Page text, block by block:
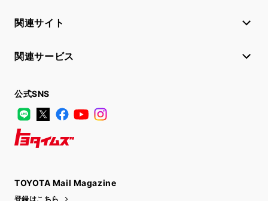
関連サイト
関連サービス
公式SNS
LINE
X FacebookYouTube
TOYOTA Mail Magazine
登録はこちら